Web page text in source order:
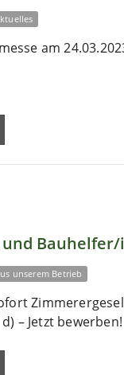
am
Bauhelfer/
unserem Betrieb
– Jetzt bewerben!